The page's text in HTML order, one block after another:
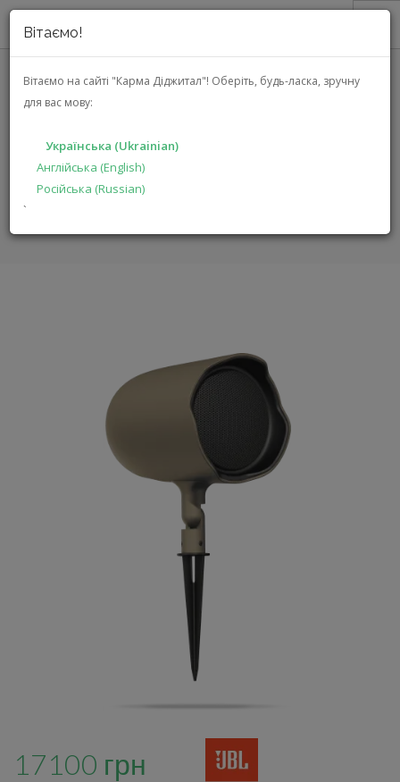
Вітаємо!
Вітаємо на сайті "Карма Діджитал"! Оберіть, будь-ласка, зручну
для вас мову:
Українська (Ukrainian)
Англійська (English)
Російська (Russian)
`
ПРО НАС
АКЦІЇ
РІШЕННЯ
ВИРОБНИКАМ
JBL PROFESSIONAL GSF6 TAN
ГОЛОВНА КАТАЛОГ
17100 грн